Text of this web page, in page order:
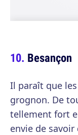
Besançon
Il paraît que
grognon. De
tellement fort
envie de